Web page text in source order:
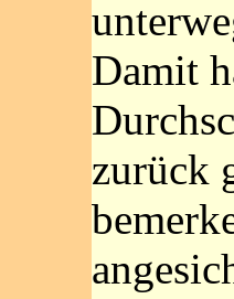
Damit
zurück